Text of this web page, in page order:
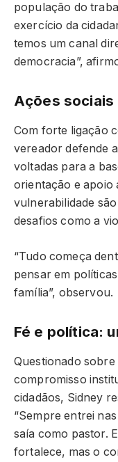
população do
exercício da
temos um canal
democracia”,
Ações sociais
Com forte ligação
vereador defende
voltadas para a
orientação e apoio
vulnerabilidade
desafios como a
“Tudo começa
pensar em
família”, observou.
Fé e política:
Questionado
compromisso
cidadãos, Sidney
“Sempre entrei
saía como pastor.
fortalece, mas o